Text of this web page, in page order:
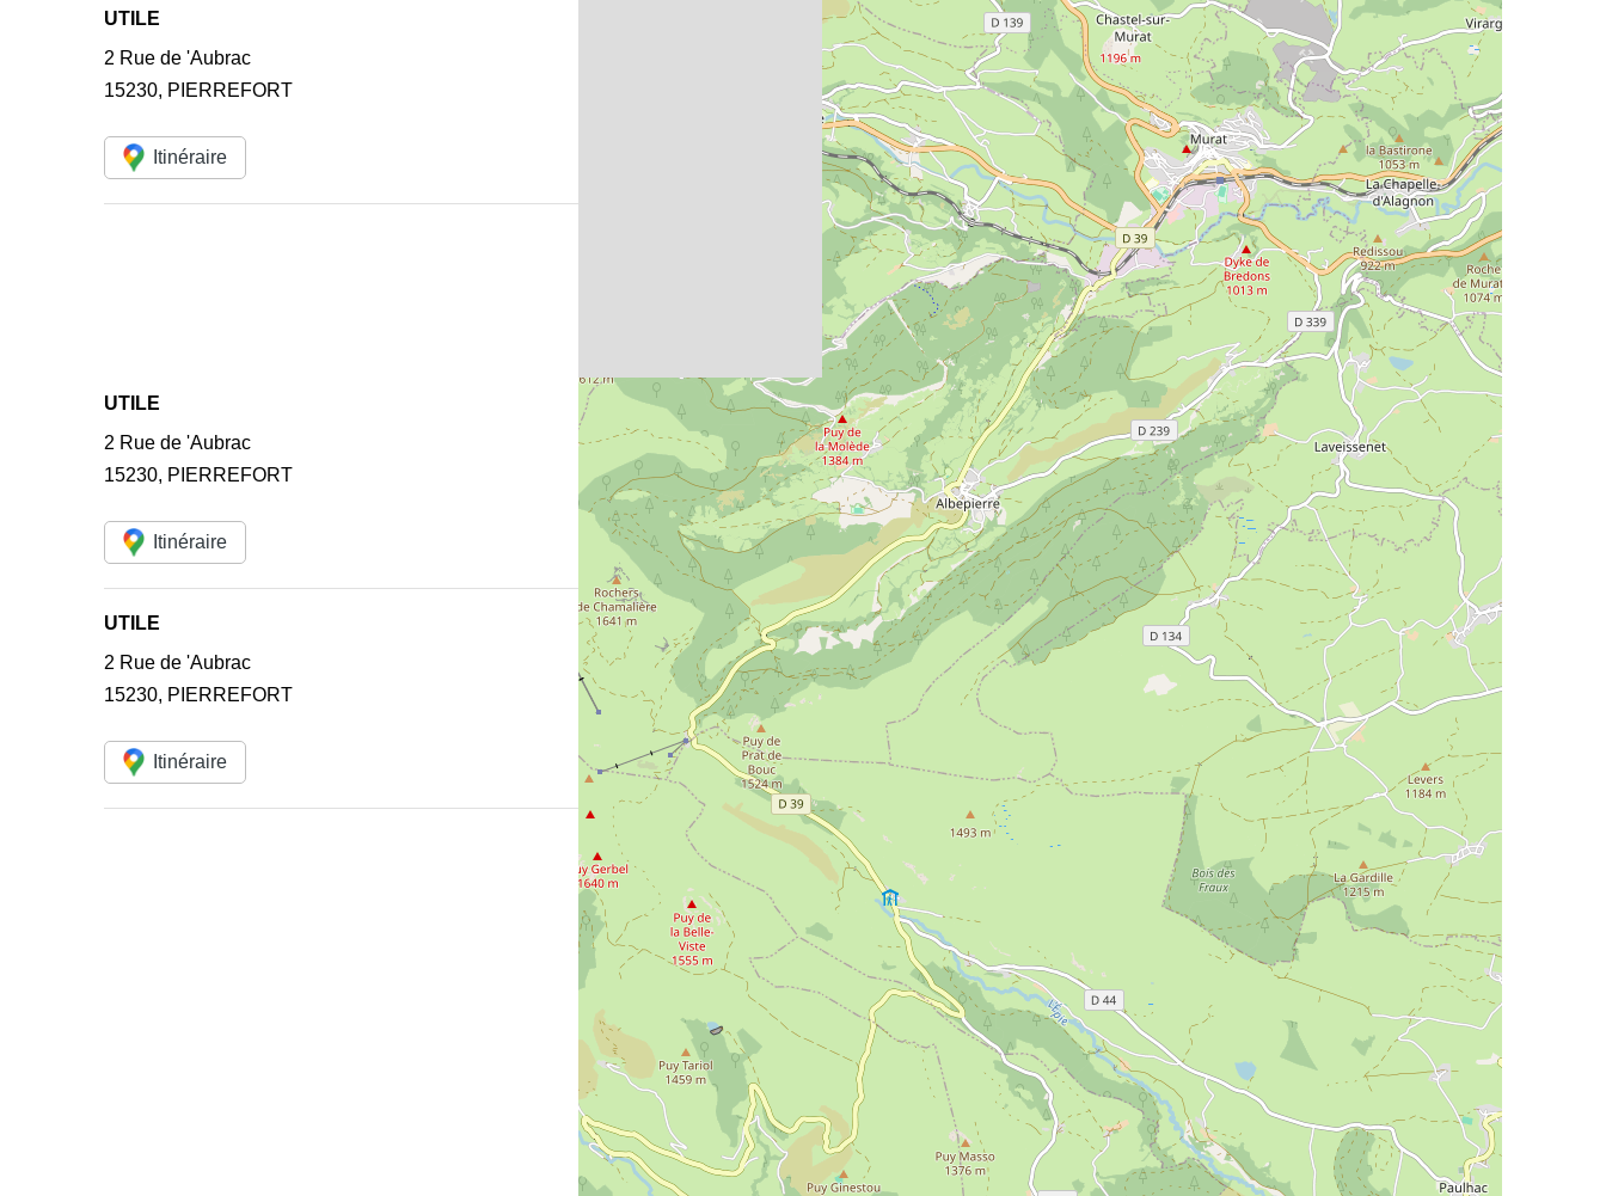
UTILE
2 Rue de 'Aubrac
15230, PIERREFORT
Itinéraire
UTILE
2 Rue de 'Aubrac
15230, PIERREFORT
Itinéraire
UTILE
2 Rue de 'Aubrac
15230, PIERREFORT
Itinéraire